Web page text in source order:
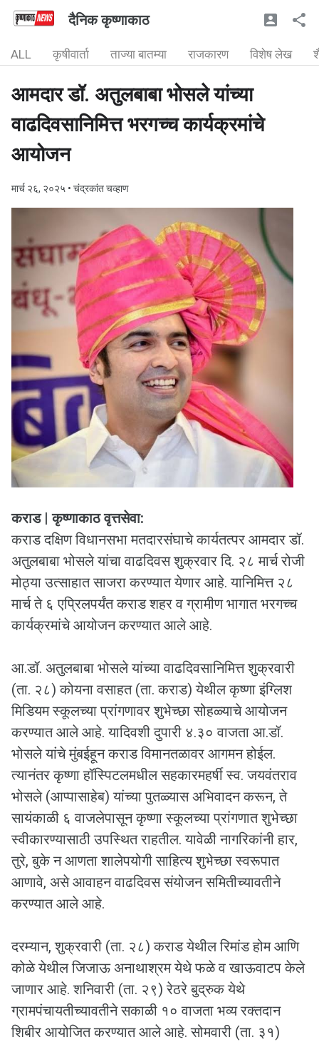
दैनिक कृष्णाकाठ
ALL कृषीवार्ता ताज्या बातम्या राजकारण विशेष लेख
आमदार डॉ. अतुलबाबा भोसले यांच्या
वाढदिवसानिमित्त भरगच्च कार्यक्रमांचे
आयोजन
मार्च २६, २०२५ • चंद्रकांत चव्हाण
कराड | कृष्णाकाठ वृत्तसेवा:
कराड दक्षिण विधानसभा मतदारसंघाचे कार्यतत्पर आमदार डॉ.
अतुलबाबा भोसले यांचा वाढदिवस शुक्रवार दि. २८ मार्च रोजी
मोठ्या उत्साहात साजरा करण्यात येणार आहे. यानिमित्त २८
मार्च ते ६ एप्रिलपर्यंत कराड शहर व ग्रामीण भागात भरगच्च
कार्यक्रमांचे आयोजन करण्यात आले आहे.
आ.डॉ. अतुलबाबा भोसले यांच्या वाढदिवसानिमित्त शुक्रवारी
(ता. २८) कोयना वसाहत (ता. कराड) येथील कृष्णा इंग्लिश
मिडियम स्कूलच्या प्रांगणावर शुभेच्छा सोहळ्याचे आयोजन
करण्यात आले आहे. यादिवशी दुपारी ४.३० वाजता आ.डॉ.
भोसले यांचे मुंबईहून कराड विमानतळावर आगमन होईल.
त्यानंतर कृष्णा हॉस्पिटलमधील सहकारमहर्षी स्व. जयवंतराव
भोसले (आप्पासाहेब) यांच्या पुतळ्यास अभिवादन करून, ते
सायंकाळी ६ वाजलेपासून कृष्णा स्कूलच्या प्रांगणात शुभेच्छा
स्वीकारण्यासाठी उपस्थित राहतील. यावेळी नागरिकांनी हार,
तुरे, बुके न आणता शालेपयोगी साहित्य शुभेच्छा स्वरूपात
आणावे, असे आवाहन वाढदिवस संयोजन समितीच्यावतीने
करण्यात आले आहे.
दरम्यान, शुक्रवारी (ता. २८) कराड येथील रिमांड होम आणि
कोळे येथील जिजाऊ अनाथाश्रम येथे फळे व खाऊवाटप केले
जाणार आहे. शनिवारी (ता. २९) रेठरे बुद्रुक येथे
ग्रामपंचायतीच्यावतीने सकाळी १० वाजता भव्य रक्तदान
शिबीर आयोजित करण्यात आले आहे. सोमवारी (ता. ३१)